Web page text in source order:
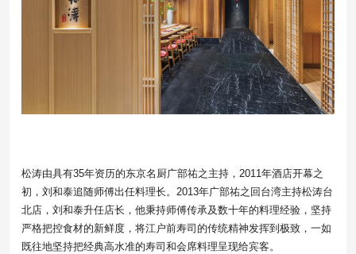
松涛由具有35年资历的东京名厨广部祐之主持，2011年酒店开幕之
初，刘和泰追随师傅出任料理长。2013年广部祐之回台湾主持松涛台
北店，刘和泰升任店长，他秉持师傅传承及数十年的料理经验，坚持
严格把控食材的新鲜度，将江户前寿司的传统精神发挥到极致，一如
既往地坚持把经典高水准的寿司和会席料理呈现给宾客。